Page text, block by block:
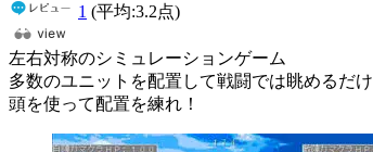
1 (平均:3.2点)
左右対称のシミュレーションゲーム
多数のユニットを配置して戦闘では眺めるだけ
頭を使って配置を練れ！